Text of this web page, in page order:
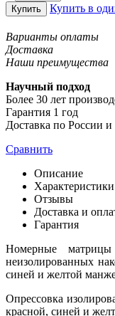
Купить Купить в
Варианты оплаты
Доставка
Наши преимущества
Научный подход
Более 30 лет
Гарантия 1 год
Доставка по России
Сравнить
Описание
Характеристики
Отзывы
Доставка и
Гарантия
Номерные
неизолированных
синей и желтой
Опрессовка
красной, синей и